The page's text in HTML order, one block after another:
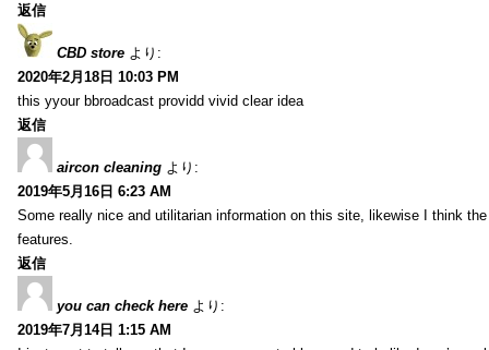
返信
CBD store より:
2020年2月18日 10:03 PM
this yyour bbroadcast providd vivid clear idea
返信
aircon cleaning より:
2019年5月16日 6:23 AM
Some really nice and utilitarian information on this site, likewise I think
features.
返信
you can check here より:
2019年7月14日 1:15 AM